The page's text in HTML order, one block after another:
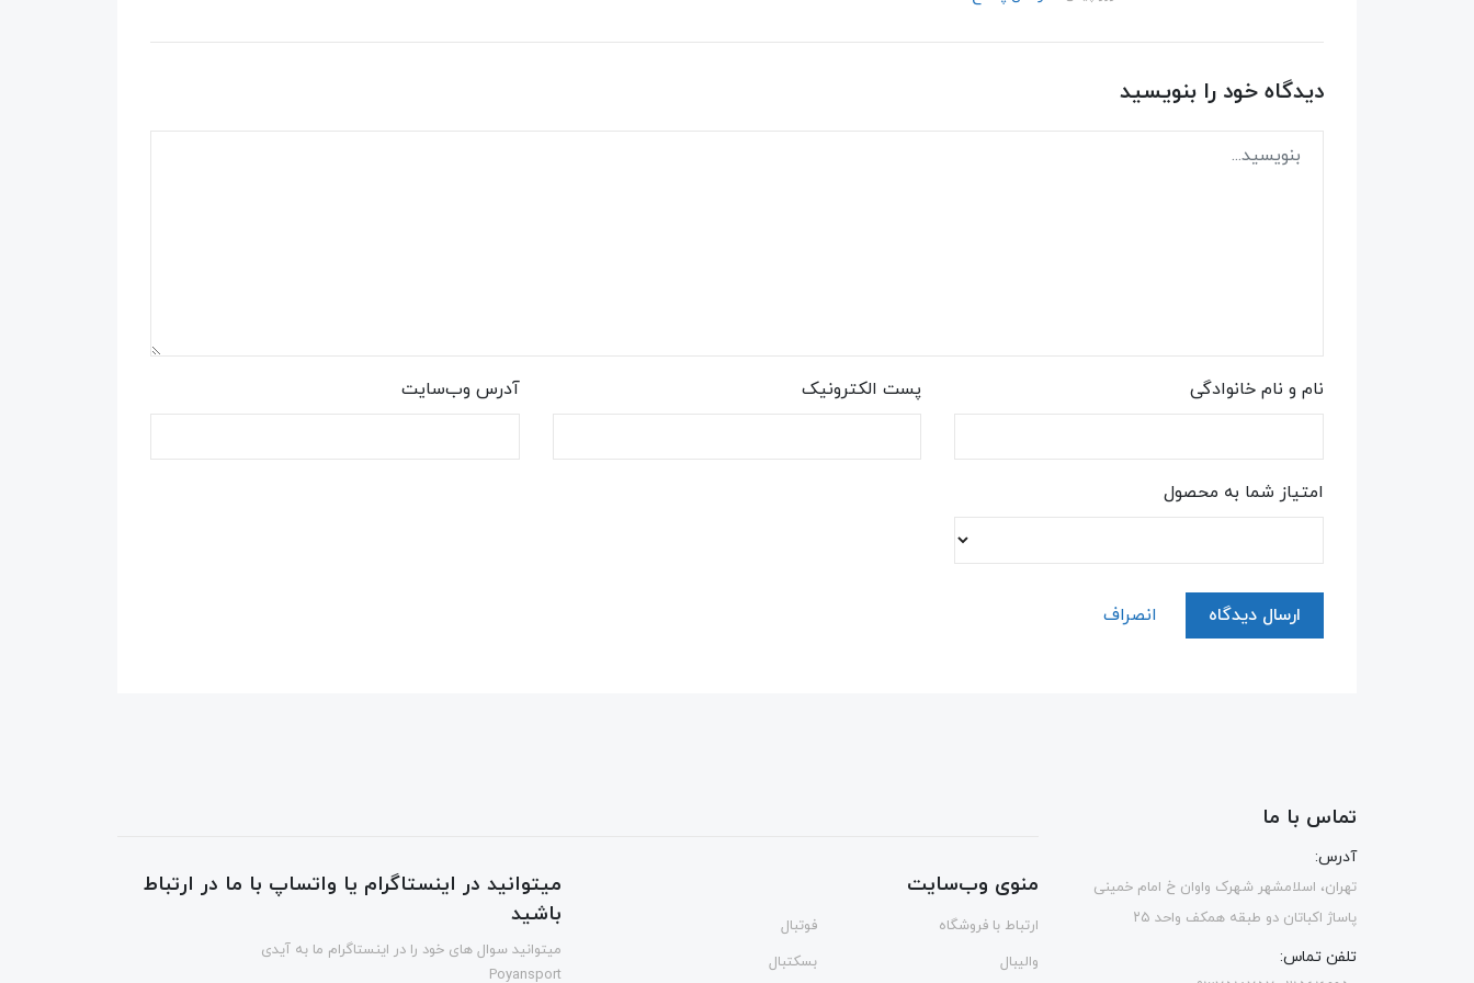
دیدگاه خود را بنویسید
نام و نام خانوادگی پست الکترونیک آدرس وب‌سایت
امتیاز شما به محصول
ارسال دیدگاه انصراف
تماس با ما
آدرس:
تهران، اسلامشهر شهرک واوان خ امام خمینی
پاساژ اکباتان دو طبقه همکف واحد ۲۵
تلفن تماس:
منوی وب‌سایت
ارتباط با فروشگاه
فوتبال
والیبال
بسکتبال
میتوانید در اینستاگرام یا واتساپ با ما در ارتباط
باشید
میتوانید سوال های خود را در اینستاگرام ما به آیدی
Poyansport